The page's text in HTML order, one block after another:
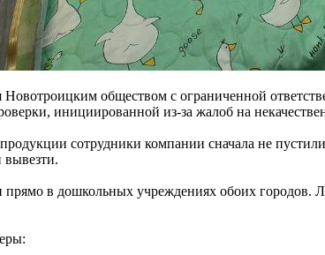
Новотроицким обществом с ограниченной
инициированной из-за жалоб на
сотрудники компании сначала не
вывезти.
в дошкольных учреждениях обоих городов.